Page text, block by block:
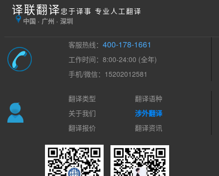
译联翻译 忠于译事 专业人工翻译
中国 · 广州 · 深圳
客服热线：400-178-1661
工作时间：8:00-24:00 (全年)
手机/微信：15202012581
翻译类型
翻译语种
关于我们
涉外翻译
翻译报价
翻译资讯